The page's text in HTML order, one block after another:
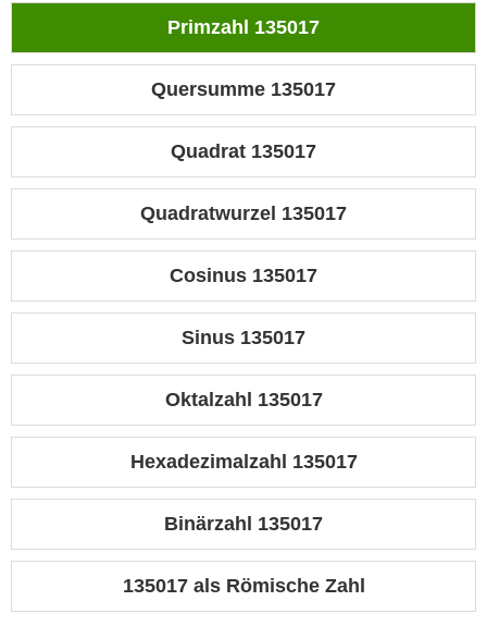
Primzahl 135017
Quersumme 135017
Quadrat 135017
Quadratwurzel 135017
Cosinus 135017
Sinus 135017
Oktalzahl 135017
Hexadezimalzahl 135017
Binärzahl 135017
135017 als Römische Zahl